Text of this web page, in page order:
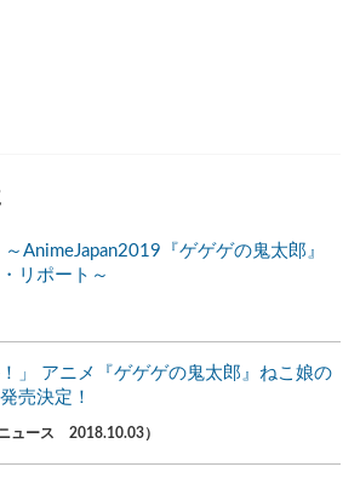
AnimeJapan2019『ゲゲゲの鬼太郎』
リポート～
」 アニメ『ゲゲゲの鬼太郎』ねこ娘の
売決定！
ュース 2018.10.03）